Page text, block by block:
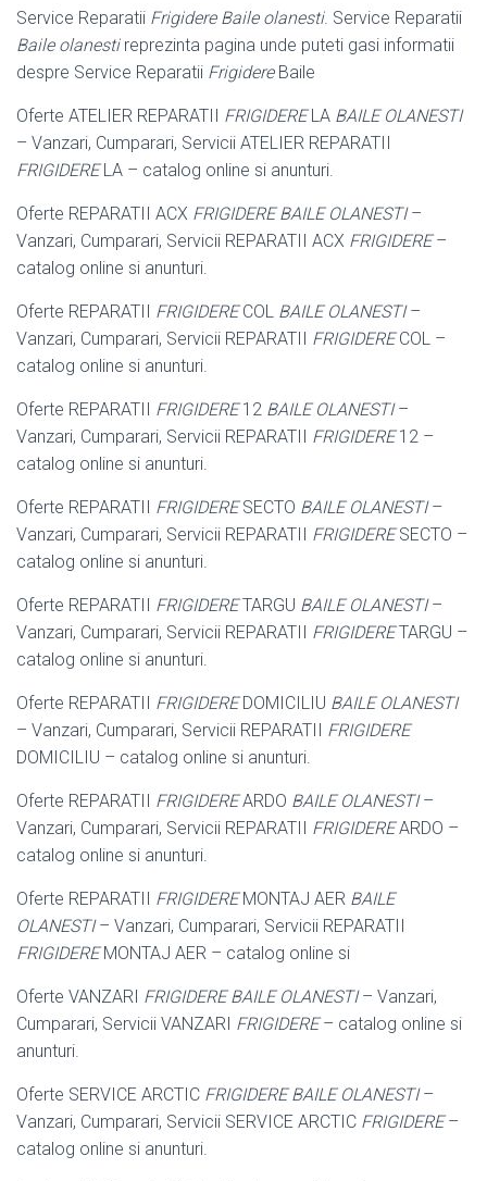
Service Reparatii Frigidere Baile olanesti. Service Reparatii
Baile olanestireprezinta pagina unde puteti gasi informatii
despre Service Reparatii FrigidereBaile
Oferte ATELIER REPARATII FRIGIDERELA BAILE OLANESTI
– Vanzari, Cumparari, Servicii ATELIER REPARATII
FRIGIDERELA – catalog online si anunturi.
Oferte REPARATII ACX FRIGIDERE BAILE OLANESTI–
Vanzari, Cumparari, Servicii REPARATII ACX FRIGIDERE–
catalog online si anunturi.
Oferte REPARATII FRIGIDERECOL BAILE OLANESTI–
Vanzari, Cumparari, Servicii REPARATII FRIGIDERECOL –
catalog online si anunturi.
Oferte REPARATII FRIGIDERE12 BAILE OLANESTI–
Vanzari, Cumparari, Servicii REPARATII FRIGIDERE12 –
catalog online si anunturi.
Oferte REPARATII FRIGIDERESECTO BAILE OLANESTI–
Vanzari, Cumparari, Servicii REPARATII FRIGIDERESECTO –
catalog online si anunturi.
Oferte REPARATII FRIGIDERETARGU BAILE OLANESTI–
Vanzari, Cumparari, Servicii REPARATII FRIGIDERETARGU –
catalog online si anunturi.
Oferte REPARATII FRIGIDEREDOMICILIU BAILE OLANESTI
– Vanzari, Cumparari, Servicii REPARATII FRIGIDERE
DOMICILIU – catalog online si anunturi.
Oferte REPARATII FRIGIDEREARDO BAILE OLANESTI–
Vanzari, Cumparari, Servicii REPARATII FRIGIDEREARDO –
catalog online si anunturi.
Oferte REPARATII FRIGIDEREMONTAJ AER BAILE
OLANESTI– Vanzari, Cumparari, Servicii REPARATII
FRIGIDEREMONTAJ AER – catalog online si
Oferte VANZARI FRIGIDERE BAILE OLANESTI– Vanzari,
Cumparari, Servicii VANZARI FRIGIDERE– catalog online si
anunturi.
Oferte SERVICE ARCTIC FRIGIDERE BAILE OLANESTI–
Vanzari, Cumparari, Servicii SERVICE ARCTIC FRIGIDERE–
catalog online si anunturi.